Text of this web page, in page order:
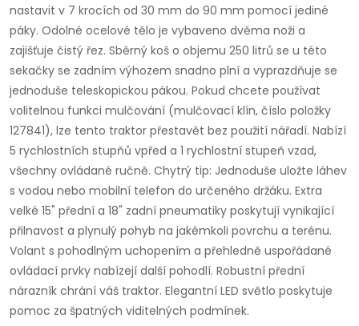
nastavit v 7 krocích od 30 mm do 90 mm pomocí jediné
páky. Odolné ocelové tělo je vybaveno dvěma noži a
zajišťuje čistý řez. Sběrný koš o objemu 250 litrů se u této
sekačky se zadním výhozem snadno plní a vyprazdňuje se
jednoduše teleskopickou pákou. Pokud chcete používat
volitelnou funkci mulčování (mulčovací klín, číslo položky
127841), lze tento traktor přestavět bez použití nářadí. Nabízí
5 rychlostních stupňů vpřed a 1 rychlostní stupeň vzad,
všechny ovládané ručně. Chytrý tip: Jednoduše uložte láhev
s vodou nebo mobilní telefon do určeného držáku. Extra
velké 15" přední a 18" zadní pneumatiky poskytují vynikající
přilnavost a plynulý pohyb na jakémkoli povrchu a terénu.
Volant s pohodlným uchopením a přehledně uspořádané
ovládací prvky nabízejí další pohodlí. Robustní přední
nárazník chrání váš traktor. Elegantní LED světlo poskytuje
pomoc za špatných viditelných podmínek.